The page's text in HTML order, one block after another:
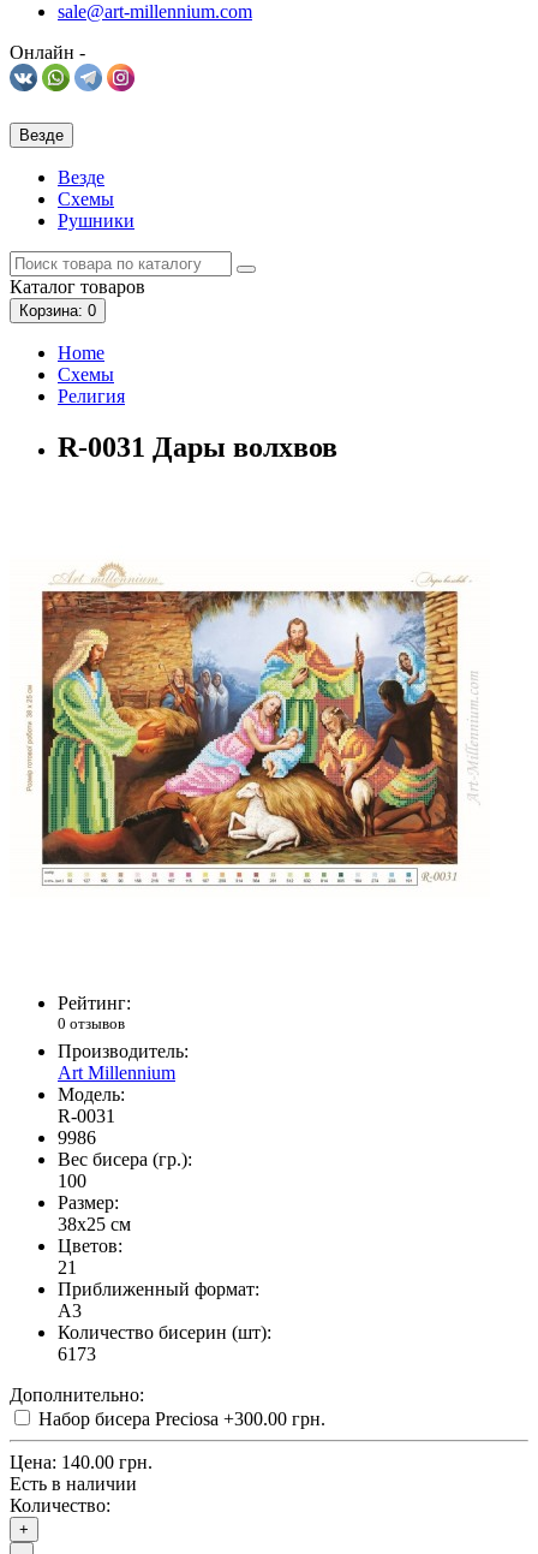
sale@art-millennium.com
Онлайн -
Везде
Везде
Схемы
Рушники
Каталог товаров
Корзина: 0
Home
Схемы
Религия
R-0031 Дары волхвов
Рейтинг:
0 отзывов
Производитель:
Art Millennium
Модель:
R-0031
9986
Вес бисера (гр.):
100
Размер:
38x25 см
Цветов:
21
Приближенный формат:
A3
Количество бисерин (шт):
6173
Дополнительно:
Набор бисера Preciosa +300.00 грн.
Цена: 140.00 грн.
Есть в наличии
Количество:
+